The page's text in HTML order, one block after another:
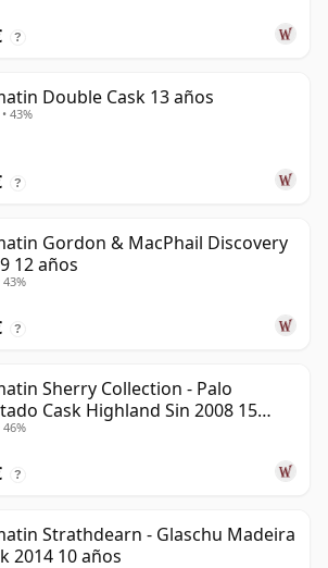
?
Double Cask 13 años
43%
?
Gordon & MacPhail Discovery
12 años
43%
?
Sherry Collection - Palo
Cask Highland Sin 2008 15
46%
?
Strathdearn - Glaschu Madeira
2014 10 años